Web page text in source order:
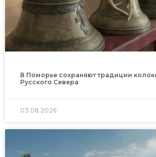
В Поморье сохраняют традиции
Русского Севера
03.08.2026